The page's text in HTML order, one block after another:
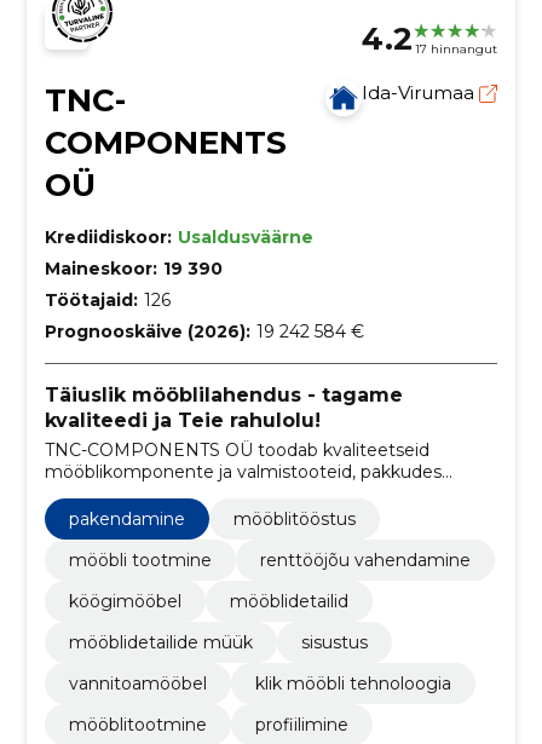
4.2 17 hinnangut
TNC-
COMPONENTS
OÜ
Ida-Virumaa
Krediidiskoor: Usaldusväärne
Maineskoor: 19 390
Töötajaid: 126
Prognooskäive (2026): 19 242 584 €
Täiuslik mööblilahendus - tagame
kvaliteedi ja Teie rahulolu!
TNC-COMPONENTS OÜ toodab kvaliteetseid
mööblikomponente ja valmistooteid, pakkudes
usaldusväärset tarnet, konkurentsivõimelisi hindu
ning kliendipõhist lähenemist.
pakendamine
mööblitööstus
mööbli tootmine
renttööjõu vahendamine
köögimööbel
mööblidetailid
mööblidetailide müük
sisustus
vannitoamööbel
klik mööbli tehnoloogia
mööblitootmine
profiilimine